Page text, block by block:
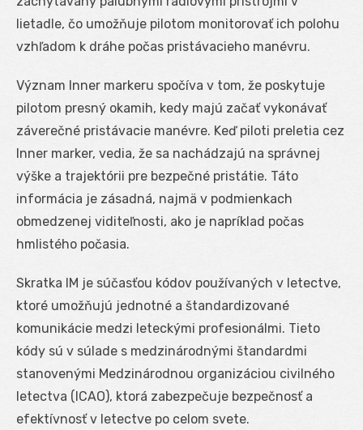
lietadle, čo umožňuje pilotom monitorovať ich polohu
vzhľadom k dráhe počas pristávacieho manévru.
Význam Inner markeru spočíva v tom, že poskytuje
pilotom presný okamih, kedy majú začať vykonávať
záverečné pristávacie manévre. Keď piloti preletia cez
Inner marker, vedia, že sa nachádzajú na správnej
výške a trajektórii pre bezpečné pristátie. Táto
informácia je zásadná, najmä v podmienkach
obmedzenej viditeľnosti, ako je napríklad počas
hmlistého počasia.
Skratka IM je súčasťou kódov používaných v letectve,
ktoré umožňujú jednotné a štandardizované
komunikácie medzi leteckými profesionálmi. Tieto
kódy sú v súlade s medzinárodnými štandardmi
stanovenými Medzinárodnou organizáciou civilného
letectva (ICAO), ktorá zabezpečuje bezpečnosť a
efektívnosť v letectve po celom svete.